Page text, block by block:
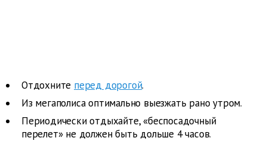
Отдохните перед дорогой.
Из мегаполиса оптимально выезжать рано утром.
Периодически отдыхайте, «беспосадочный
перелет» не должен быть дольше 4 часов.